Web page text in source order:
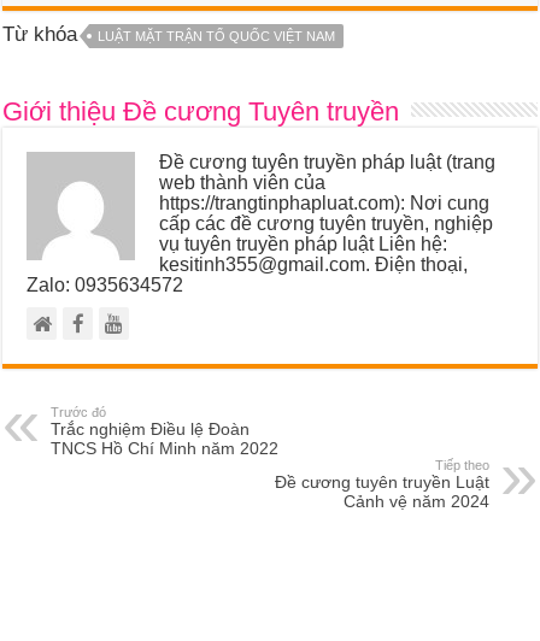
Từ khóa LUẬT MẶT TRẬN TỔ QUỐC VIỆT NAM
Giới thiệu Đề cương Tuyên truyền
Đề cương tuyên truyền pháp luật (trang
web thành viên của
https://trangtinphapluat.com): Nơi cung
cấp các đề cương tuyên truyền, nghiệp
vụ tuyên truyền pháp luật Liên hệ:
kesitinh355@gmail.com. Điện thoại,
Zalo: 0935634572
Trước đó
Trắc nghiệm Điều lệ Đoàn
TNCS Hồ Chí Minh năm 2022
Tiếp theo
Đề cương tuyên truyền Luật
Cảnh vệ năm 2024